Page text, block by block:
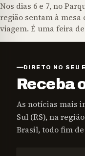
Nos dias 6 e 7, no
região sentam à mesa
viagem. É uma feira
DIRETO NO SEU
Receba
As notícias mais
Sul (RS), na
Brasil, todo fim